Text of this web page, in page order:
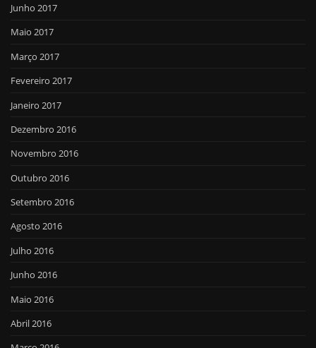
Junho 2017
Maio 2017
Março 2017
Fevereiro 2017
Janeiro 2017
Dezembro 2016
Novembro 2016
Outubro 2016
Setembro 2016
Agosto 2016
Julho 2016
Junho 2016
Maio 2016
Abril 2016